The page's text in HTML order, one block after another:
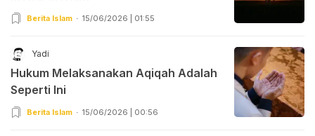
Berita Islam 15/06/2026 | 01:55
Yadi
Hukum Melaksanakan Aqiqah Adalah
Seperti Ini
Berita Islam 15/06/2026 | 00:56